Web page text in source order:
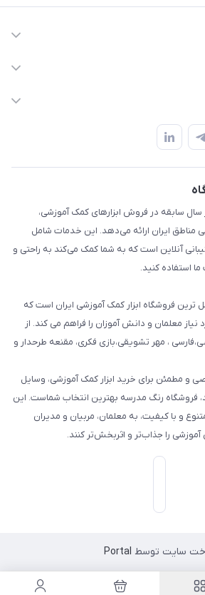
سال سابقه در فروش ابزارهای کمک آموزشی،
مناطق ایران ارائه می‌دهد. این خدمات شامل
آنلاین است که به شما کمک می‌کند به راحتی و
استفاده کنید.
ترین فروشگاه ابزار کمک آموزشی ایران است که
نیاز معلمان و دانش آموزان را فراهم می کند. از
، مهر تشویقی،بازی فکری، مقنعه طرحدار و
و مطمئن برای خرید ابزار کمک آموزشی، وسایل
فروشگاه رنگ مدرسه بهترین انتخاب شماست. این
و با کیفیت، به معلمان، مربیان و مدیران
را جذاب‌تر و اثربخش‌تر کنند.
سایت توسط Portal